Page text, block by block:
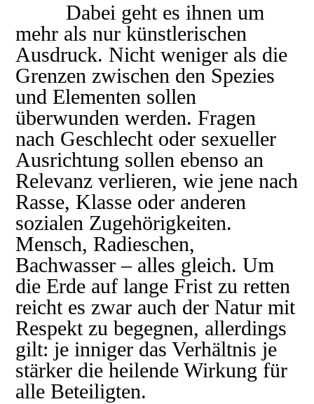
Dabei geht es ihnen um
mehr als nur künstlerischen
Ausdruck. Nicht weniger als die
Grenzen zwischen den Spezies
und Elementen sollen
überwunden werden. Fragen
nach Geschlecht oder sexueller
Ausrichtung sollen ebenso an
Relevanz verlieren, wie jene nach
Rasse, Klasse oder anderen
sozialen Zugehörigkeiten.
Mensch, Radieschen,
Bachwasser – alles gleich. Um
die Erde auf lange Frist zu retten
reicht es zwar auch der Natur mit
Respekt zu begegnen, allerdings
gilt: je inniger das Verhältnis je
stärker die heilende Wirkung für
alle Beteiligten.